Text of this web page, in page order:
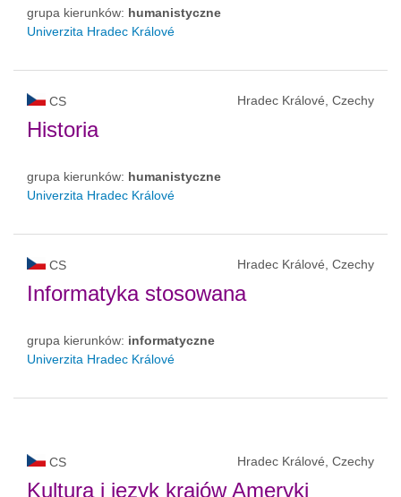
grupa kierunków: humanistyczne
Univerzita Hradec Králové
CS Hradec Králové, Czechy
Historia
grupa kierunków: humanistyczne
Univerzita Hradec Králové
CS Hradec Králové, Czechy
Informatyka stosowana
grupa kierunków: informatyczne
Univerzita Hradec Králové
CS Hradec Králové, Czechy
Kultura i język krajów Ameryki